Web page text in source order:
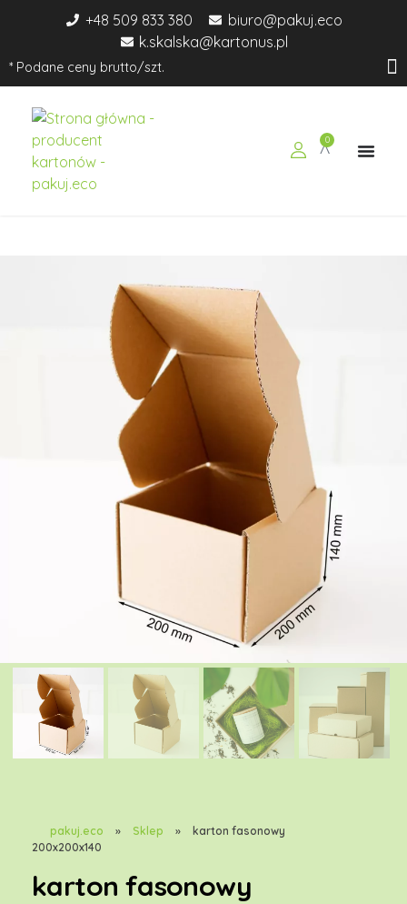
+48 509 833 380
biuro@pakuj.eco
k.skalska@kartonus.pl
* Podane ceny brutto/szt.
0
pakuj.eco » Sklep »
karton fasonowy
200x200x140
karton fasonowy